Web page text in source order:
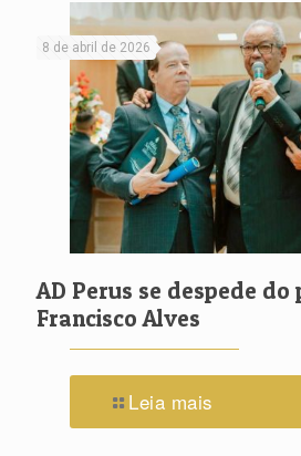
8 de abril de 2026
AD Perus se despede do
Francisco Alves
Leia mais